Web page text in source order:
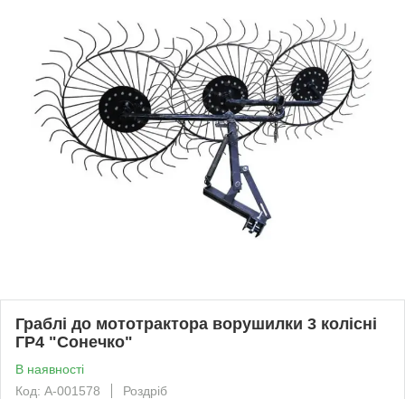
Граблі до мототрактора ворушилки 3 колісні
ГР4 "Сонечко"
В наявності
Код: A-001578
Роздріб